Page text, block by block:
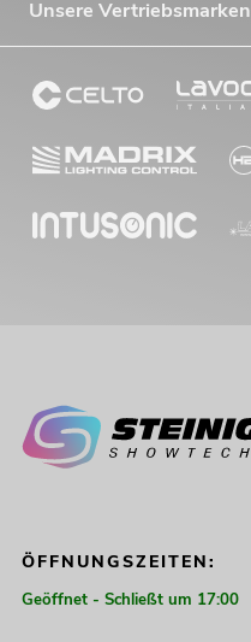
Unsere Vertriebsmarken
ÖFFNUNGSZEITEN:
Geöffnet - Schließt um 17:00